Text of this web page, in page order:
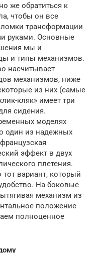
же обратиться к
чтобы он все
трансформации
руками. Основные
мы и
и типы механизмов.
насчитывает
механизмов, ниже
из них (самые
кляк» имеет три
сидения.
моделях
один из надежных
эффект в двух
плетения.
вариант, который
На боковые
механизм из
положение
полноценное